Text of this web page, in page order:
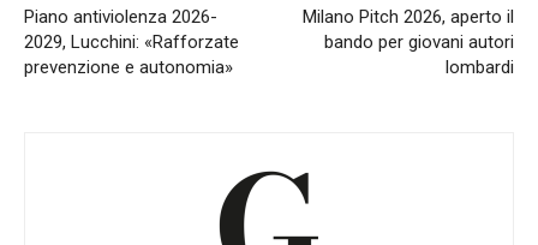
Piano antiviolenza 2026-
2029, Lucchini: «Rafforzate
prevenzione e autonomia»
Milano Pitch 2026, aperto il
bando per giovani autori
lombardi